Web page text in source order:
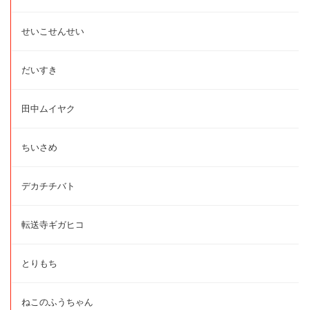
せいこせんせい
だいすき
田中ムイヤク
ちいさめ
デカチチバト
転送寺ギガヒコ
とりもち
ねこのふうちゃん